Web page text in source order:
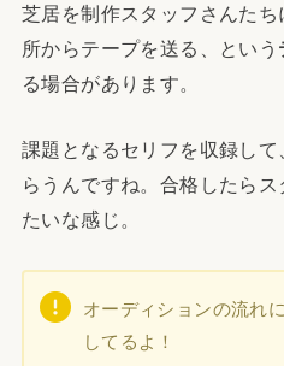
芝居を制作スタッフさんた
所からテープを送る、という
る場合があります。
課題となるセリフを収録し
らうんですね。合格したら
たいな感じ。
オーディションの流れ
してるよ！